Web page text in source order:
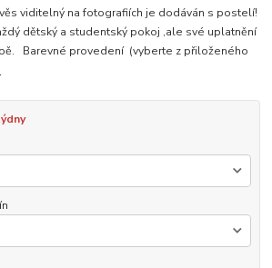
viditelný na fotografiích je dodáván s postelí!
dětský a studentský pokoj ,ale své uplatnění
Barevné provedení (vyberte z přiloženého